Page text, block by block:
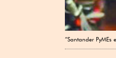
“Santander